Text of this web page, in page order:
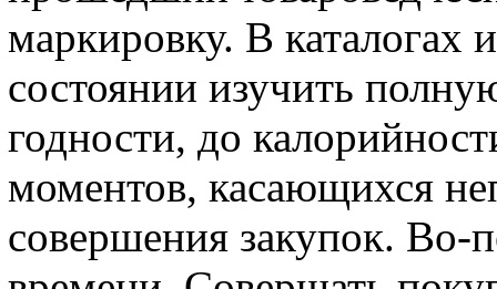
маркировку. В каталогах
состоянии изучить
годности, до
моментов, касающихся
совершения закупок. Во-